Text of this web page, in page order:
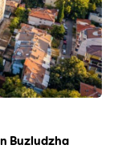
Buzludzha